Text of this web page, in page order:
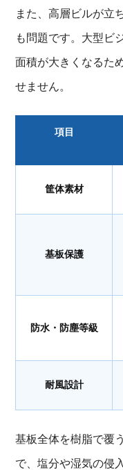
また、高層ビルが立
も問題です。大型ビ
面積が大きくなるた
せません。
項目
筐体素材
基板保護
防水・防塵等級
耐風設計
基板全体を樹脂で覆
で、塩分や湿気の侵